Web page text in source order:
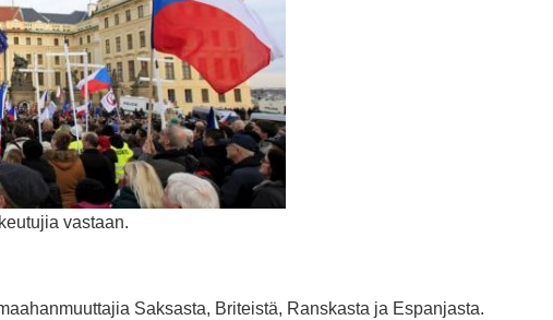
vastaan.
Saksasta, Briteistä, Ranskasta ja Espanjasta.